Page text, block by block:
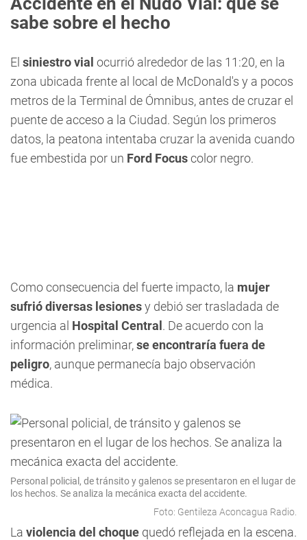
sabe sobre el hecho
El siniestro vial ocurrió alrededor de las 11:20, en la
zona ubicada frente al local de McDonald's y a pocos
metros de la Terminal de Ómnibus, antes de cruzar el
puente de acceso a la Ciudad. Según los primeros
datos, la peatona intentaba cruzar la avenida cuando
fue embestida por un Ford Focuscolor negro.
Como consecuencia del fuerte impacto, la mujer
sufrió diversas lesionesy debió ser trasladada de
urgencia al Hospital Central . De acuerdo con la
información preliminar,se encontraría fuera de
peligro, aunque permanecía bajo observación
médica.
Personal policial, de tránsito y galenos se presentaron en el lugar de
los hechos. Se analiza la mecánica exacta del accidente.
Foto: Gentileza Aconcagua Radio.
La violencia del choque quedó reflejada en la escena.